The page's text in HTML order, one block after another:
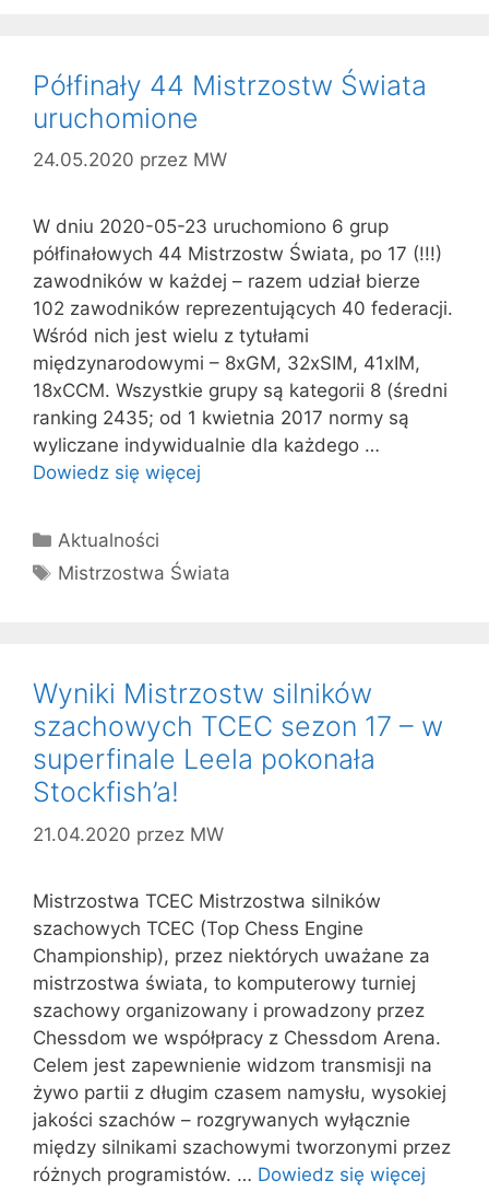
Półfinały 44 Mistrzostw Świata
uruchomione
24.05.2020 przez MW
W dniu 2020-05-23 uruchomiono 6 grup
półfinałowych 44 Mistrzostw Świata, po 17 (!!!)
zawodników w każdej – razem udział bierze
102 zawodników reprezentujących 40 federacji.
Wśród nich jest wielu z tytułami
międzynarodowymi – 8xGM, 32xSIM, 41xIM,
18xCCM. Wszystkie grupy są kategorii 8 (średni
ranking 2435; od 1 kwietnia 2017 normy są
wyliczane indywidualnie dla każdego …
Dowiedz się więcej
Kategorie
Aktualności
Tagi
Mistrzostwa Świata
Wyniki Mistrzostw silników
szachowych TCEC sezon 17 – w
superfinale Leela pokonała
Stockfish’a!
21.04.2020 przez MW
Mistrzostwa TCEC Mistrzostwa silników
szachowych TCEC (Top Chess Engine
Championship), przez niektórych uważane za
mistrzostwa świata, to komputerowy turniej
szachowy organizowany i prowadzony przez
Chessdom we współpracy z Chessdom Arena.
Celem jest zapewnienie widzom transmisji na
żywo partii z długim czasem namysłu, wysokiej
jakości szachów – rozgrywanych wyłącznie
między silnikami szachowymi tworzonymi przez
różnych programistów. … Dowiedz się więcej